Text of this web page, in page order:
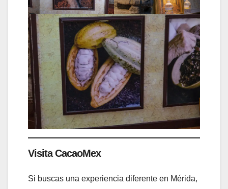
Visita CacaoMex
Si buscas una experiencia diferente en Mérida,